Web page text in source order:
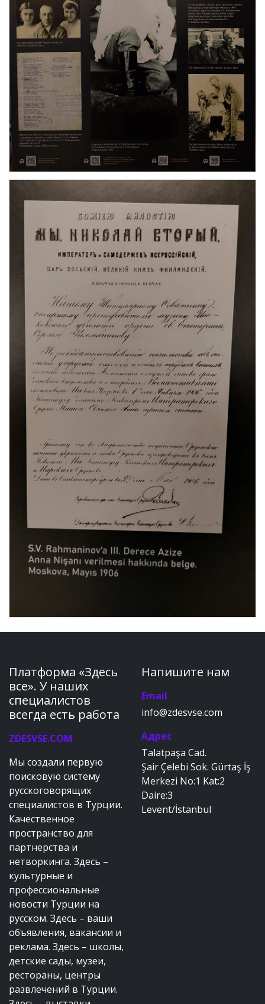
Платформа «Здесь
все». У наших
специалистов
всегда есть работа
ZDESVSE.COM
Мы создали первую
поисковую систему
русскоговорящих
специалистов в Турции.
Качественное
пространство для
партнерства и
нетворкинга. Здесь –
культурные и
профессиональные
новости Турции на
русском. Здесь – ваши
объявления, вакансии и
реклама. Здесь – школы,
детские сады, музеи,
рестораны, центры
развлечений в Турции.
Напишите нам
Email
info@zdesvse.com
Адрес
Talatpaşa Cad.
Şair Çelebi Sok. Gürtaş İş
Merkezi No:1 Kat:2
Daire:3
Levent/İstanbul